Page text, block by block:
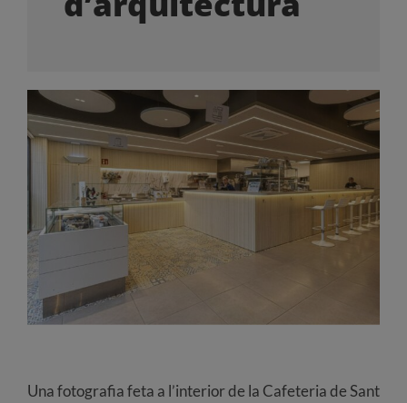
Una fotografia feta a l’interior de la Cafeteria de Sant